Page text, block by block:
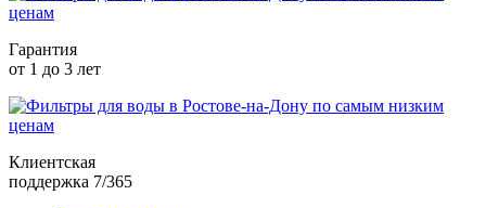
Гарантия
от 1 до 3 лет
Клиентская
поддержка 7/365